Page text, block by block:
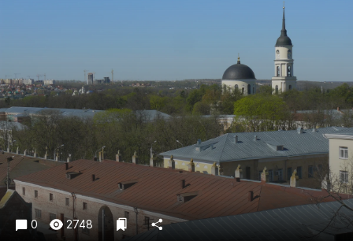
Общество
Погода
Праздники
Происшествия
Спорт
Экономика и бизнес
ПРОЕКТЫ
0 2748